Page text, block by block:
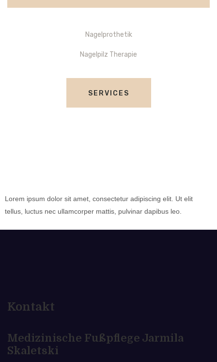
Nagelprothetik
Nagelpilz Therapie
SERVICES
Lorem ipsum dolor sit amet, consectetur adipiscing elit. Ut elit
tellus, luctus nec ullamcorper mattis, pulvinar dapibus leo.
Kontakt
Medizinische Fußpflege Jarmila
Skaletski